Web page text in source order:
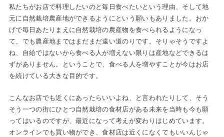
私たちがお店で料理したいのと毎日食べたいという理由、そして地
元に自然栽培農産地ができるようにという願いもありました。おか
げで毎日あたりまえに自然栽培の農産物を食べられるようになっ
て、でも農産地まではまだまだ遠い道のりです。そりゃそうですよ
ね、自給ではないから食べる人が増えない限りは産地などできるは
ずがありません。ということで、食べる人を増やすことが今はお店
を続けている大きな目的です。
こんなお店でも近くにあったらいいよね、と言われたりして、そう
そう一つの街にひとつ自然栽培の食材店がある未来を当時も今も願
ってはいるのですが、最近になって考えが変わりはじめています。
オンラインでも買い物ができ、食材店は近くになくてもいいんじゃ